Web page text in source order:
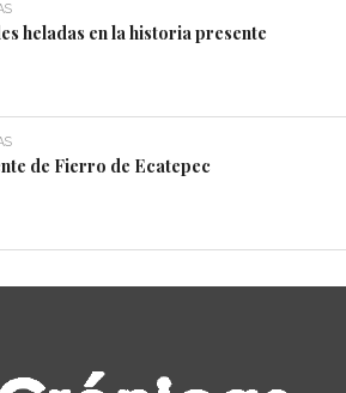
heladas en la historia presente
de Fierro de Ecatepec